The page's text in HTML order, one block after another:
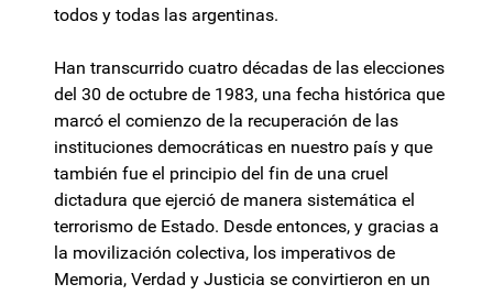
todos y todas las argentinas.
Han transcurrido cuatro décadas de las elecciones
del 30 de octubre de 1983, una fecha histórica que
marcó el comienzo de la recuperación de las
instituciones democráticas en nuestro país y que
también fue el principio del fin de una cruel
dictadura que ejerció de manera sistemática el
terrorismo de Estado. Desde entonces, y gracias a
la movilización colectiva, los imperativos de
Memoria, Verdad y Justicia se convirtieron en un